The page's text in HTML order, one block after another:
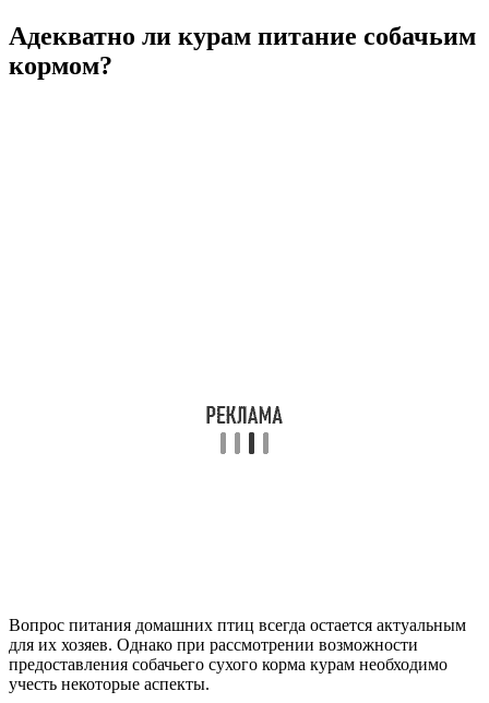
Адекватно ли курам питание собачьим
кормом?
Вопрос питания домашних птиц всегда остается актуальным
для их хозяев. Однако при рассмотрении возможности
предоставления собачьего сухого корма курам необходимо
учесть некоторые аспекты.